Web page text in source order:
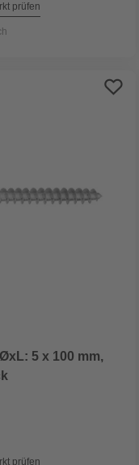
prüfen
5 x 100 mm,
prüfen